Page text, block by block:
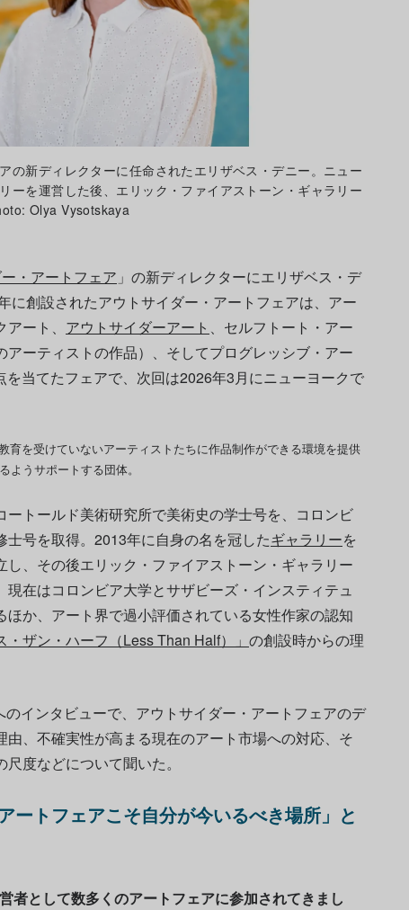
の新ディレクターに任命されたエリザベス・デニー。ニュー
ーを運営した後、エリック・ファイアストーン・ギャラリー
Olya Vysotskaya
・アートフェア 」の新ディレクターにエリザベス・デ
に創設されたアウトサイダー・アートフェアは、アー
ート、 アウトサイダーアート 、セルフトート・アー
アーティストの作品）、そしてプログレッシブ・アー
を当てたフェアで、次回は2026年3月にニューヨークで
を受けていないアーティストたちに作品制作ができる環境を提供
ようサポートする団体。
ートールド美術研究所で美術史の学士号を、コロンビ
士号を取得。2013年に自身の名を冠したギャラリーを
し、その後エリック・ファイアストーン・ギャラリー
現在はコロンビア大学とサザビーズ・インスティテュ
ほか、アート界で過小評価されている女性作家の認知
・ザン・ハーフ（Less Than Half）」 の創設時からの理
インタビューで、アウトサイダー・アートフェアのデ
由、不確実性が高まる現在のアート市場への対応、そ
度などについて聞いた。
ートフェアこそ自分が今いるべき場所」と
者として数多くのアートフェアに参加されてきまし